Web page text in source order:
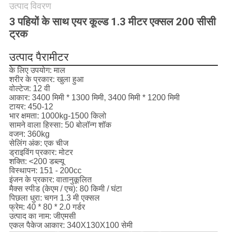
साइटमैप
PRIVACY
POLICY
उत्पाद विवरण
3 पहियों के साथ एयर कूल्ड 1.3 मीटर एक्सल 200 सीसी
ट्रक
उत्पाद पैरामीटर
के लिए उपयोग: माल
शरीर के प्रकार: खुला हुआ
वोल्टेज: 12 वी
आकार: 3400 मिमी * 1300 मिमी, 3400 मिमी * 1200 मिमी
टायर: 450-12
भार क्षमता: 1000kg-1500 किलो
सामने वाला हिस्सा: 50 बोलॉन्ग शॉक
वजन: 360kg
सेलिंग अंक: एक चीज
ड्राइविंग प्रकार: मोटर
शक्ति: <200 डब्ल्यू
विस्थापन: 151 - 200cc
इंजन के प्रकार: वातानुकूलित
मैक्स स्पीड (केएम / एच): 80 किमी / घंटा
पिछला धुरा: चगन 1.3 मी एक्सल
फ्रेम: 40 * 80 * 2.0 गर्डर
उत्पाद का नाम: जीएमसी
एकल पैकेज आकार: 340X130X100 सेमी